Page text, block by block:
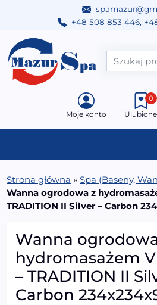
+48 508 853 446,
Przejdź do treści
Main Navigation
Moje konto Ulubione
0
Strona główna »Spa (Baseny,
Wanna ogrodowa z
TRADITION II Silver – Carbon
Wanna
hydromasażem
– TRADITION II
Carbon